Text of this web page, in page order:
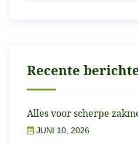
Recente
Alles voor scherpe
JUNI 10, 2026